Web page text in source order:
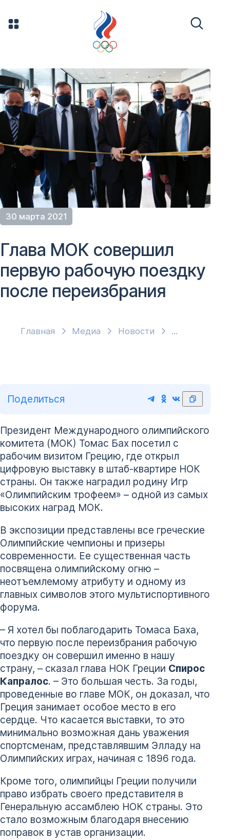
30 марта 2021
Главная Медиа Новости
Глава МОК совершил
первую рабочую поездку
после переизбрания
Поделиться
Президент Международного олимпийского
комитета (МОК) Томас Бах посетил с
рабочим визитом Грецию, где открыл
цифровую выставку в штаб-квартире НОК
страны. Он также наградил родину Игр
«Олимпийским трофеем» – одной из самых
высоких наград МОК.
В экспозиции представлены все греческие
Олимпийские чемпионы и призеры
современности. Ее существенная часть
посвящена олимпийскому огню –
неотъемлемому атрибуту и одному из
главных символов этого мультиспортивного
форума.
– Я хотел бы поблагодарить Томаса Баха,
что первую после переизбрания рабочую
поездку он совершил именно в нашу
страну, – сказал глава НОК Греции Спирос
Капралос. – Это большая честь. За годы,
проведенные во главе МОК, он доказал, что
Греция занимает особое место в его
сердце. Что касается выставки, то это
минимально возможная дань уважения
спортсменам, представлявшим Элладу на
Олимпийских играх, начиная с 1896 года.
Кроме того, олимпийцы Греции получили
право избрать своего представителя в
Генеральную ассамблею НОК страны. Это
стало возможным благодаря внесению
поправок в устав организации.